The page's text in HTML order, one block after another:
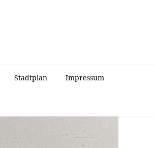
Stadtplan Impressum